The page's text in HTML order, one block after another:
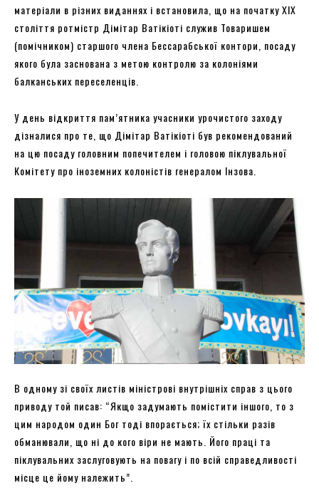
матеріали в різних виданнях і встановила, що на початку XIX
століття ротмістр Дімітар Ватікіоті служив Товаришем
(помічником) старшого члена Бессарабської контори, посаду
якого була заснована з метою контролю за колоніями
балканських переселенців.
У день відкриття пам’ятника учасники урочистого заходу
дізналися про те, що Дімітар Ватікіоті був рекомендований
на цю посаду головним попечителем і головою піклувальної
Комітету про іноземних колоністів генералом Інзова.
В одному зі своїх листів міністрові внутрішніх справ з цього
приводу той писав: “Якщо задумають помістити іншого, то з
цим народом один Бог тоді впорається; їх стільки разів
обманювали, що ні до кого віри не мають. Його праці та
піклувальних заслуговують на повагу і по всій справедливості
місце це йому належить”.